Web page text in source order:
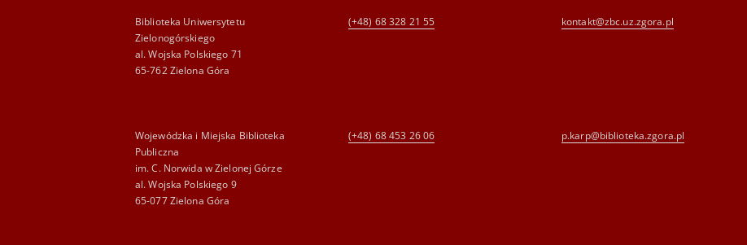
Biblioteka Uniwersytetu
Zielonogórskiego
al. Wojska Polskiego 71
65-762 Zielona Góra
(+48) 68 328 21 55 kontakt@zbc.uz.zgora.pl
Wojewódzka i Miejska Biblioteka
Publiczna
im. C. Norwida w Zielonej Górze
al. Wojska Polskiego 9
65-077 Zielona Góra
(+48) 68 453 26 06 p.karp@biblioteka.zgora.pl